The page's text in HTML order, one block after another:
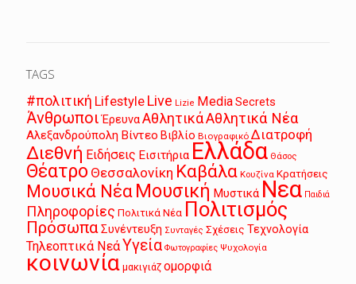
TAGS
#πολιτική Lifestyle Live Lizie MediaSecrets
Άνθρωποι ΈρευναΑθλητικάΑθλητικά Νέα
Αλεξανδρούπολη Βίντεο Βιβλίο Βιογραφικό Διατροφή
Διεθνή Ειδήσεις Εισιτήρια Ελλάδα Θάσος
Θέατρο Θεσσαλονίκη Καβάλα Κουζίνα Κρατήσεις
Μουσικά Νέα Μουσική Μυστικά Νεα Παιδιά
Πληροφορίες Πολιτικά Νέα Πολιτισμός
ΠρόσωπαΣυνέντευξη Συνταγές Σχέσεις Τεχνολογία
Τηλεοπτικά ΝεάΥγεία Φωτογραφίες Ψυχολογία
κοινωνία μακιγιάζ ομορφιά